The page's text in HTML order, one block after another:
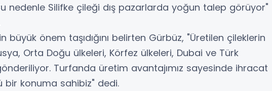
nedenle Silifke çileği dış pazarlarda yoğun talep görüyor"
büyük önem taşıdığını belirten Gürbüz, "Üretilen çileklerin
Orta Doğu ülkeleri, Körfez ülkeleri, Dubai ve Türk
Turfanda üretim avantajımız sayesinde ihracat
bir konuma sahibiz" dedi.